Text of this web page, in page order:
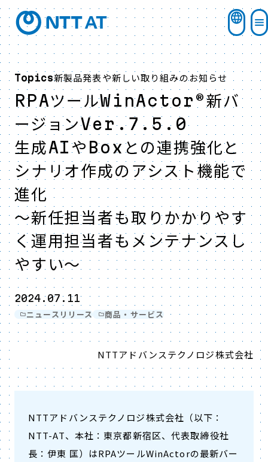
Topics新製品発表や新しい取り組みのお知らせ
RPAツールWinActor®新バ
ージョンVer.7.5.0
生成AIやBoxとの連携強化と
シナリオ作成のアシスト機能で
進化
～新任担当者も取りかかりやす
く運用担当者もメンテナンスし
やすい～
2024.07.11
ニュースリリース
商品・サービス
NTTアドバンステクノロジ株式会社
NTTアドバンステクノロジ株式会社（以下：
NTT-AT、本社：東京都新宿区、代表取締役社
長：伊東 匡）はRPAツールWinActorの最新バー